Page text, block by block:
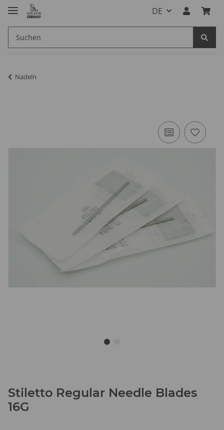
DE
Nadeln
Stiletto Regular Needle Blades
16G